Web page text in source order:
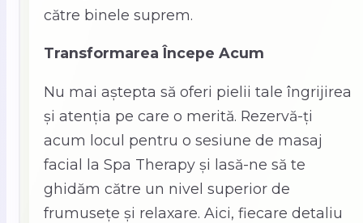
către binele suprem.
Transformarea Începe Acum
Nu mai aștepta să oferi pielii tale îngrijirea
și atenția pe care o merită. Rezervă-ți
acum locul pentru o sesiune de masaj
facial la Spa Therapy și lasă-ne să te
ghidăm către un nivel superior de
frumusețe și relaxare. Aici, fiecare detaliu